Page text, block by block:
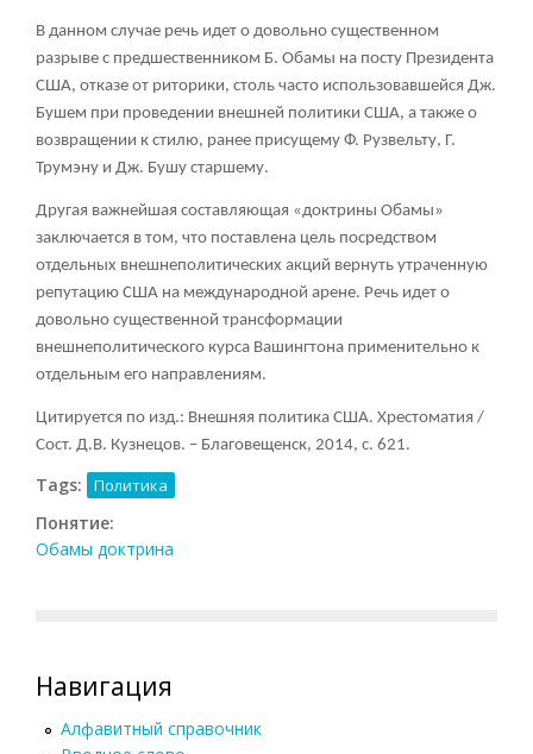
В данном случае речь идет о довольно существенном
разрыве с предшественником Б. Обамы на посту Президента
США, отказе от риторики, столь часто использовавшейся Дж.
Бушем при проведении внешней политики США, а также о
возвращении к стилю, ранее присущему Ф. Рузвельту, Г.
Трумэну и Дж. Бушу старшему.
Другая важнейшая составляющая «доктрины Обамы»
заключается в том, что поставлена цель посредством
отдельных внешнеполитических акций вернуть утраченную
репутацию США на международной арене. Речь идет о
довольно существенной трансформации
внешнеполитического курса Вашингтона применительно к
отдельным его направлениям.
Цитируется по изд.: Внешняя политика США. Хрестоматия /
Сост. Д.В. Кузнецов. – Благовещенск, 2014, с. 621.
Tags: Политика
Понятие:
Обамы доктрина
Навигация
Алфавитный справочник